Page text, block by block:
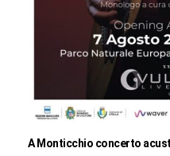
A Monticchio concerto